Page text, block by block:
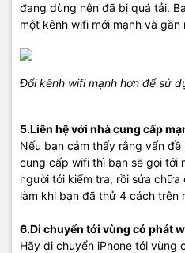
đang dùng nên đã bị quá tải.
một kênh wifi mới mạnh và gần
Đổi kênh wifi mạnh hơn để sử
5.Liên hệ với nhà cung cấp
Nếu bạn cảm thấy rằng vấn
cung cấp wifi thì bạn sẽ gọi tới
người tới kiểm tra, rồi sửa
làm khi bạn đã thử 4 cách trên
6.Di chuyển tới vùng có phát
Hãy di chuyển iPhone tới vùng